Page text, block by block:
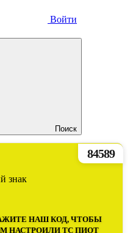
Войти
Поиск
84589
НАШ КОД, ЧТОБЫ
НАСТРОИЛИ ТС ПИОТ